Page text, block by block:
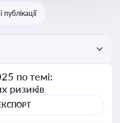
публікації
по темі:
ризиків